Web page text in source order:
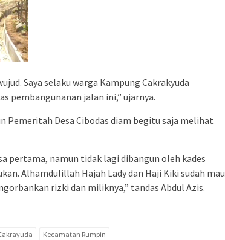
Saya selaku warga Kampung Cakrakyuda
pembangunanan jalan ini,” ujarnya.
Pemeritah Desa Cibodas diam begitu saja melihat
pertama, namun tidak lagi dibangun oleh kades
Alhamdulillah Hajah Lady dan Haji Kiki sudah mau
rizki dan miliknya,” tandas Abdul Azis.
Kecamatan Rumpin